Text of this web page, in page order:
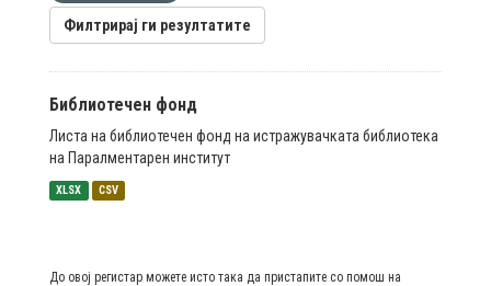
Филтрирај ги резултатите
Библиотечен фонд
Листа на библиотечен фонд на истражувачката библиотека
на Паралментарен институт
XLSX CSV
До овој регистар можете исто така да пристапите со помош на